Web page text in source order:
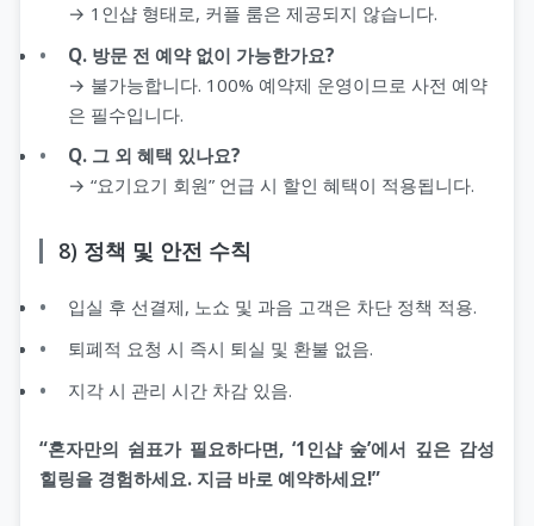
→ 1인샵 형태로, 커플 룸은 제공되지 않습니다.
Q. 방문 전 예약 없이 가능한가요?
→ 불가능합니다. 100% 예약제 운영이므로 사전 예약
은 필수입니다.
Q. 그 외 혜택 있나요?
→ “요기요기 회원” 언급 시 할인 혜택이 적용됩니다.
8) 정책 및 안전 수칙
입실 후 선결제, 노쇼 및 과음 고객은 차단 정책 적용.
퇴폐적 요청 시 즉시 퇴실 및 환불 없음.
지각 시 관리 시간 차감 있음.
“혼자만의 쉼표가 필요하다면, ‘1인샵 숲’에서 깊은 감성
힐링을 경험하세요. 지금 바로 예약하세요!”